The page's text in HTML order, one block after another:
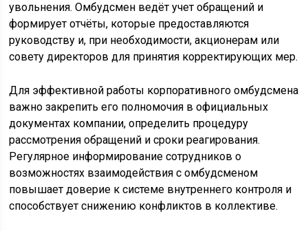
увольнения. Омбудсмен ведёт учет обращений и
формирует отчёты, которые предоставляются
руководству и, при необходимости, акционерам или
совету директоров для принятия корректирующих мер.
Для эффективной работы корпоративного омбудсмена
важно закрепить его полномочия в официальных
документах компании, определить процедуру
рассмотрения обращений и сроки реагирования.
Регулярное информирование сотрудников о
возможностях взаимодействия с омбудсменом
повышает доверие к системе внутреннего контроля и
способствует снижению конфликтов в коллективе.